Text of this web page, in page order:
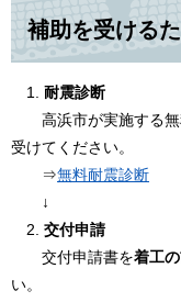
補助を受ける
1.
耐震診断
高浜市が実施する無
受けてください。
⇒無料耐震診断
↓
2. 交付申請
交付申請書を着工
い。